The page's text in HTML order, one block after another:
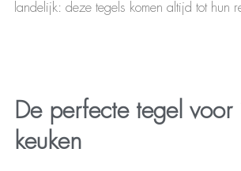
landelijk: deze tegels komen altijd tot hun
De perfecte tegel voor
keuken